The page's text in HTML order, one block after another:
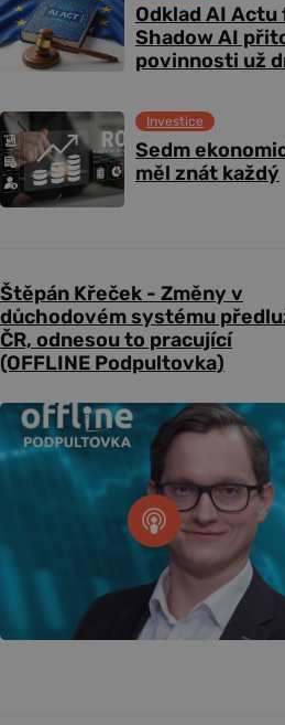
Odklad AI
Shadow AI
povinnosti už
Sedm
měl znát každý
Investice
Štěpán Křeček - Změny v
důchodovém systému
ČR, odnesou to pracující
(OFFLINE Podpultovka)